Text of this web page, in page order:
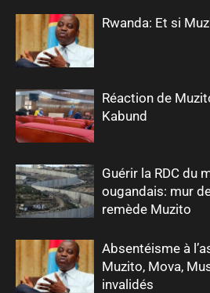
Rwanda: Et si
Réaction de
Kabund
Guérir la RDC du
ougandais: mur
remède Muzito
Absentéisme à
Muzito, Mova,
invalidés